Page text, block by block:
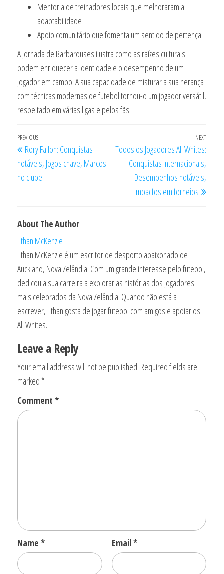
Mentoria de treinadores locais que melhoraram a
adaptabilidade
Apoio comunitário que fomenta um sentido de pertença
A jornada de Barbarouses ilustra como as raízes culturais
podem enriquecer a identidade e o desempenho de um
jogador em campo. A sua capacidade de misturar a sua herança
com técnicas modernas de futebol tornou-o um jogador versátil,
respeitado em várias ligas e pelos fãs.
Post
navigation
Previous
Post
PREVIOUS
Rory Fallon: Conquistas
notáveis, Jogos chave, Marcos
no clube
Next
NEXT
Todos os Jogadores All Whites:
Conquistas internacionais,
Desempenhos notáveis,
Impactos em torneios
About The Author
Ethan McKenzie
Ethan McKenzie é um escritor de desporto apaixonado de
Auckland, Nova Zelândia. Com um grande interesse pelo futebol,
dedicou a sua carreira a explorar as histórias dos jogadores
mais celebrados da Nova Zelândia. Quando não está a
escrever, Ethan gosta de jogar futebol com amigos e apoiar os
All Whites.
Leave a Reply
Your email address will not be published. Required fields are
marked *
Comment *
Name * Email*